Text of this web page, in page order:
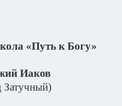
«Путь к Богу»
Иаков
Затучный)